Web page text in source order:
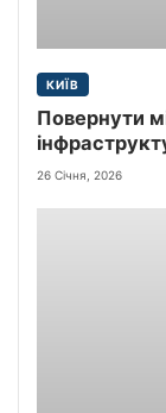
КИЇВ
Повернути
міської
26 Січня, 2026